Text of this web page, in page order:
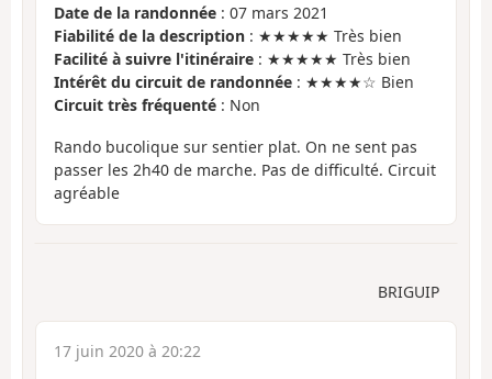
Date de la randonnée : 07 mars 2021
Fiabilité de la description : ★★★★★ Très bien
Facilité à suivre l'itinéraire : ★★★★★ Très bien
Intérêt du circuit de randonnée : ★★★★☆ Bien
Circuit très fréquenté : Non
Rando bucolique sur sentier plat. On ne sent pas
passer les 2h40 de marche. Pas de difficulté. Circuit
agréable
BRIGUIP
17 juin 2020 à 20:22